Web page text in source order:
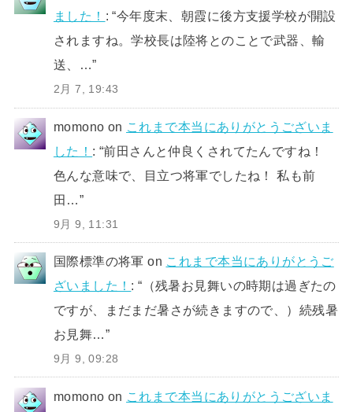
ました！ : “今年度末、朝霞に後方支援学校が開設
されますね。学校長は陸将とのことで武器、輸
送、…”
2月 7, 19:43
momono on これまで本当にありがとうございま
した！ : “前田さんと仲良くされてたんですね！
色んな意味で、目立つ将軍でしたね！ 私も前
田…”
9月 9, 11:31
国際標準の将軍 on これまで本当にありがとうご
ざいました！ : “ （残暑お見舞いの時期は過ぎたの
ですが、まだまだ暑さが続きますので、）続残暑
お見舞…”
9月 9, 09:28
momono on これまで本当にありがとうございま